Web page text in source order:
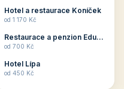
zkušenosti pořádat i
menší firemní akce a
ob...
Hotel a restaurace Koníček
od 1 170 Kč
Restaurace a penzion Eduard
od 700 Kč
Hotel Lípa
od 450 Kč